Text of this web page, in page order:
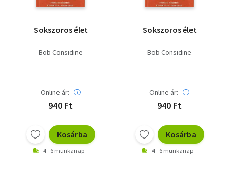
Sokszoros élet
Bob Considine
Online ár:
940 Ft
Kosárba
4 - 6 munkanap
Sokszoros élet
Bob Considine
Online ár:
940 Ft
Kosárba
4 - 6 munkanap